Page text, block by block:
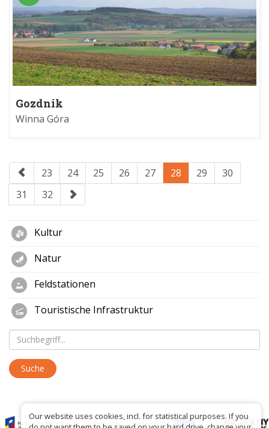
Gozdnik
Winna Góra
23 24 25 26 27 28 29
30
31
32
Kultur
Natur
Feldstationen
Touristische Infrastruktur
Our website uses cookies, incl. for statistical purposes. If you